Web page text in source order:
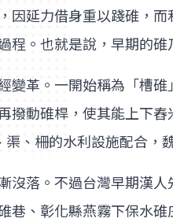
因延力借身重以踐碓，
程。也就是說，早期的
變革。一開始稱為「槽
撥動碓桿，使其能上下
、柵的水利設施配合，
沒落。不過台灣早期漢
巷、彰化縣燕霧下保水